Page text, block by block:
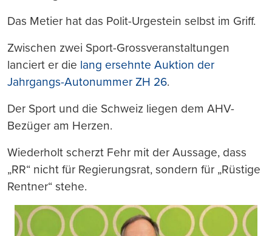
Das Metier hat das Polit-Urgestein selbst im Griff.
Zwischen zwei Sport-Grossveranstaltungen
lanciert er die lang ersehnte Auktion der
Jahrgangs-Autonummer ZH 26.
Der Sport und die Schweiz liegen dem AHV-
Bezüger am Herzen.
Wiederholt scherzt Fehr mit der Aussage, dass
„RR“ nicht für Regierungsrat, sondern für „Rüstige
Rentner“ stehe.